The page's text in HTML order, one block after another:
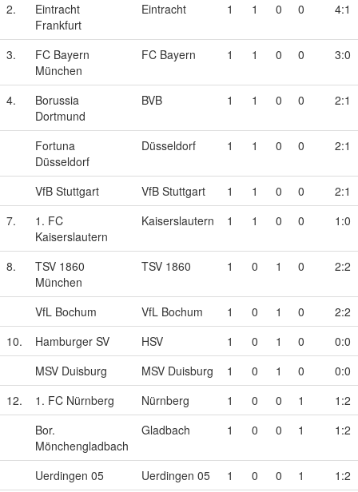
2.
Eintracht
Frankfurt
Eintracht 1 1 0 0 4:1
3.
FC Bayern
München
FC Bayern 1 1 0 0 3:0
4.
Borussia
Dortmund
BVB 1 1 0 0 2:1
Fortuna
Düsseldorf
Düsseldorf 1 1 0 0 2:1
VfB Stuttgart VfB Stuttgart 1 1 0 0
2:1
7.
1. FC
Kaiserslautern
Kaiserslautern 1 1 0 0 1:0
8.
TSV 1860
München
TSV 1860 1 0 1 0 2:2
VfL Bochum VfL Bochum 1 0 1 0
2:2
10.
Hamburger SV HSV 1 0 1 0
0:0
MSV Duisburg
MSV Duisburg 1 0 1 0
0:0
12.
1. FC Nürnberg Nürnberg 1 0 0 1
1:2
Bor.
Mönchengladbach
Gladbach 1 0 0 1 1:2
Uerdingen 05 Uerdingen 05 1 0 0 1 1:2